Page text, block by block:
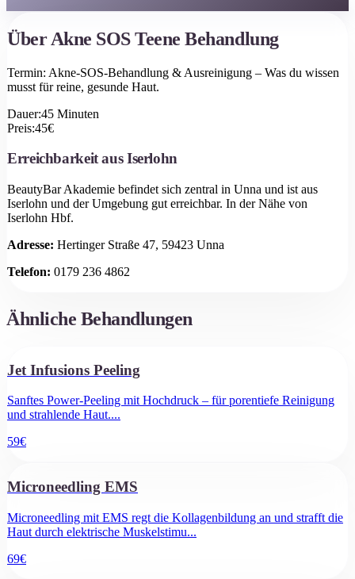
ÜberAkne SOS Teene Behandlung
Termin: Akne-SOS-Behandlung & Ausreinigung – Was du wissen
musst für reine, gesunde Haut.
Dauer:45 Minuten
Preis:45€
Erreichbarkeit ausIserlohn
BeautyBar Akademie befindet sich zentral in Unna und ist aus
Iserlohn und der Umgebung gut erreichbar. In der Nähe von
Iserlohn Hbf.
Adresse: Hertinger Straße 47, 59423 Unna
Telefon: 0179 236 4862
Ähnliche Behandlungen
Jet Infusions Peeling
Sanftes Power-Peeling mit Hochdruck – für porentiefe Reinigung
und strahlende Haut....
59€
Microneedling EMS
Microneedling mit EMS regt die Kollagenbildung an und strafft die
Haut durch elektrische Muskelstimu...
69€